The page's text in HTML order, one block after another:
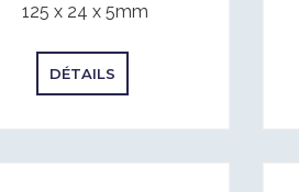
125 x 24 x 5mm
DÉTAILS